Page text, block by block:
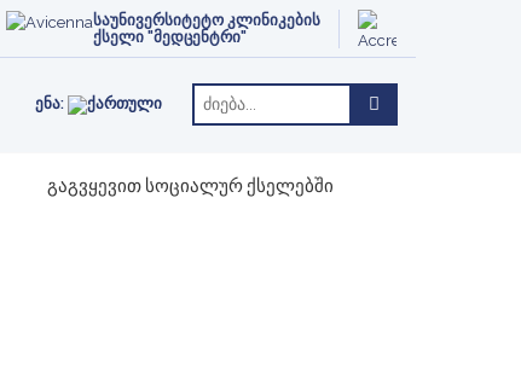
საუნივერსიტეტო კლინიკების
ქსელი "მედცენტრი"
ᲔᲜᲐ:
ENGLISH
РУССКИЙ